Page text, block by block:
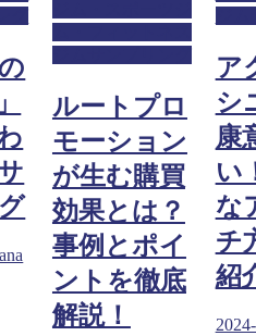
ルートプロ
モーション
が生む購買
効果とは？
事例とポイ
ントを徹底
解説！
ア
シ
康
い
な
チ
紹